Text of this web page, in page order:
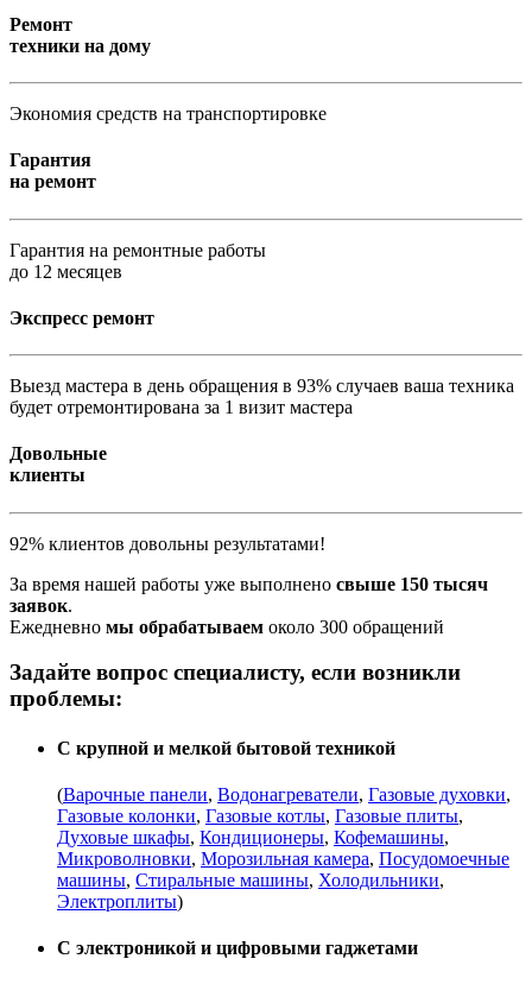
Ремонт
техники на дому
Экономия средств на транспортировке
Гарантия
на ремонт
Гарантия на ремонтные работы
до 12 месяцев
Экспресс ремонт
Выезд мастера в день обращения в 93% случаев ваша техника
будет отремонтирована за 1 визит мастера
Довольные
клиенты
92% клиентов довольны результатами!
За время нашей работы уже выполнено свыше 150 тысяч
заявок.
Ежедневно мы обрабатываем около 300 обращений
Задайте вопрос специалисту, если возникли
проблемы:
С крупной и мелкой бытовой техникой
(Варочные панели, Водонагреватели, Газовые духовки,
Газовые колонки, Газовые котлы, Газовые плиты,
Духовые шкафы, Кондиционеры, Кофемашины,
Микроволновки, Морозильная камера, Посудомоечные
машины, Стиральные машины, Холодильники,
Электроплиты)
С электроникой и цифровыми гаджетами